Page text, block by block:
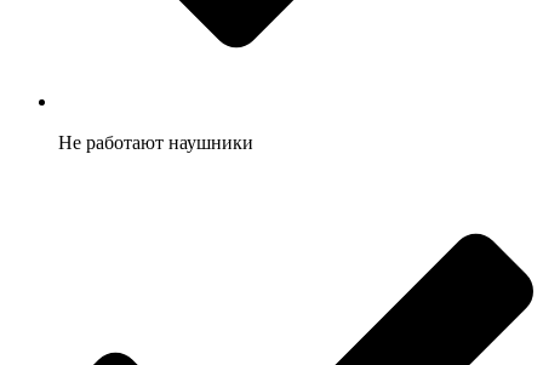
Не работают наушники